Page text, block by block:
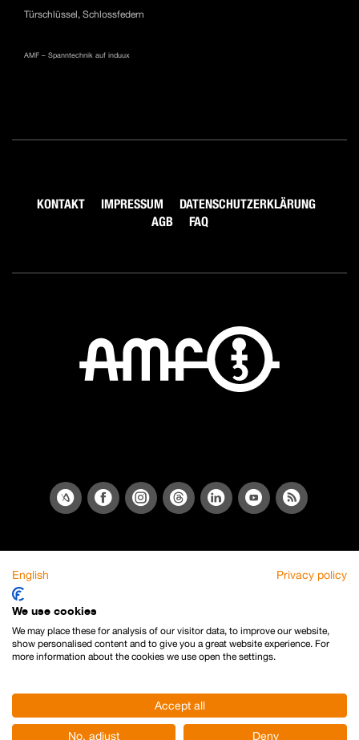
Türschlüssel, Schlossfedern
AMF – Spanntechnik auf induux
KONTAKT IMPRESSUM
DATENSCHUTZERKLÄRUNG
AGB
FAQ
English Privacy policy
We use cookies
We may place these for analysis of our visitor data, to improve our website,
show personalised content and to give you a great website experience. For
more information about the cookies we use open the settings.
Accept all
No, adjust Deny